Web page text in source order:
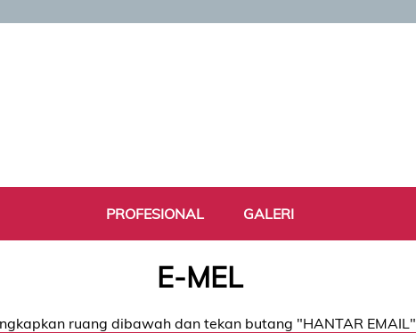
PROFESIONAL GALERI
E-MEL
ruang dibawah dan tekan butang "HANTAR EMAIL"